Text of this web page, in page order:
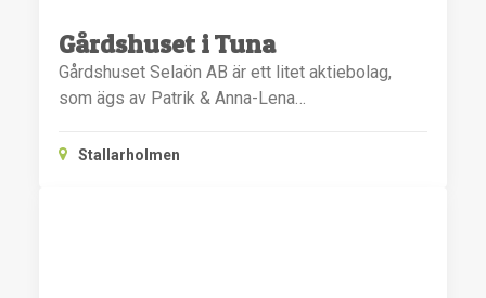
Gårdshuset i Tuna
Gårdshuset Selaön AB är ett litet aktiebolag,
som ägs av Patrik & Anna-Lena…
Stallarholmen